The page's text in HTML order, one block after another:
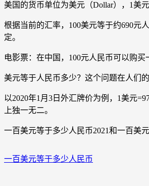
美国的货币单位为美元（Dollar），1美元
根据当前的汇率，100美元等于约690元
定。
电影票：在中国，100元人民币可以购
美元等于人民币多少？这个问题在人们
以2020年1月3日外汇牌价为例，1美元
上独一无二。
一百美元等于多少人民币2021和一百美
一百美元等于多少人民币